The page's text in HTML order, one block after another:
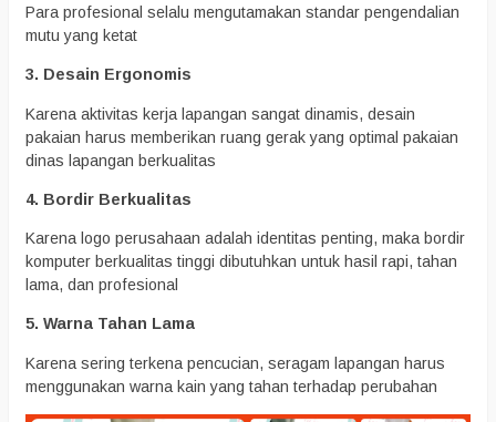
Para profesional selalu mengutamakan standar pengendalian
mutu yang ketat
3. Desain Ergonomis
Karena aktivitas kerja lapangan sangat dinamis, desain
pakaian harus memberikan ruang gerak yang optimal pakaian
dinas lapangan berkualitas
4. Bordir Berkualitas
Karena logo perusahaan adalah identitas penting, maka bordir
komputer berkualitas tinggi dibutuhkan untuk hasil rapi, tahan
lama, dan profesional
5. Warna Tahan Lama
Karena sering terkena pencucian, seragam lapangan harus
menggunakan warna kain yang tahan terhadap perubahan